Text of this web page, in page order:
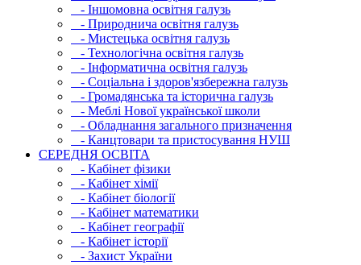
- Iншомовна освітня галузь
- Природнича освітня галузь
- Мистецька освітня галузь
- Технологічна освітня галузь
- Інфopматична освітня галузь
- Соціальна і здоров'язбережна галузь
- Громадянська та історична галузь
- Меблі Нової української школи
- Обладнання загального призначення
- Канцтовари та пристосування НУШ
СЕРЕДНЯ ОСВIТА
- Кабінет фізики
- Кабінет хімії
- Кабінет біології
- Кабінет математики
- Кабінет географії
- Кабінет історії
- Захист України